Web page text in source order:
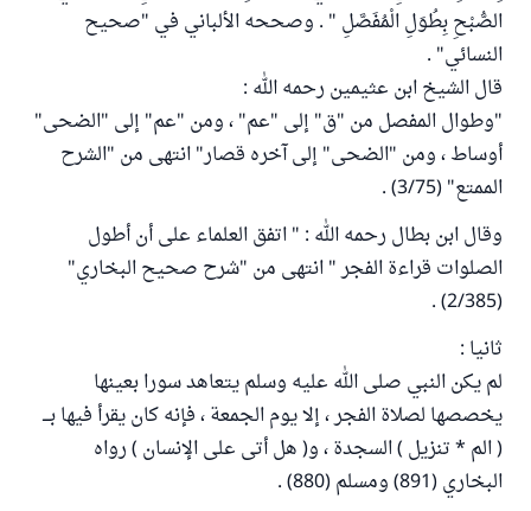
الصُّبْحِ بِطُوَلِ الْمُفَصَّلِ " . وصححه الألباني في "صحيح
النسائي" .
قال الشيخ ابن عثيمين رحمه الله :
"وطوال المفصل من "ق" إلى "عم" ، ومن "عم" إلى "الضحى"
أوساط ، ومن "الضحى" إلى آخره قصار" انتهى من "الشرح
الممتع" (3/75) .
وقال ابن بطال رحمه الله : " اتفق العلماء على أن أطول
الصلوات قراءة الفجر " انتهى من "شرح صحيح البخاري"
(2/385) .
ثانيا :
لم يكن النبي صلى الله عليه وسلم يتعاهد سورا بعينها
يخصصها لصلاة الفجر ، إلا يوم الجمعة ، فإنه كان يقرأ فيها بـــ
( الم * تنزيل ) السجدة ، و( هل أتى على الإنسان ) رواه
البخاري (891) ومسلم (880) .